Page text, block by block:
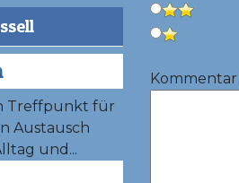
Treffpunkt für
Austausch
und...
Kommentar